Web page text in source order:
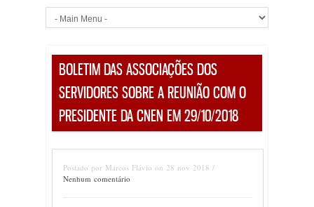
BOLETIM DAS ASSOCIAÇÕES DOS
SERVIDORES SOBRE A REUNIÃO COM O
PRESIDENTE DA CNEN EM 29/10/2018
Postado por Marcos Flávio on 28 nov 2018 /
Nenhum comentário